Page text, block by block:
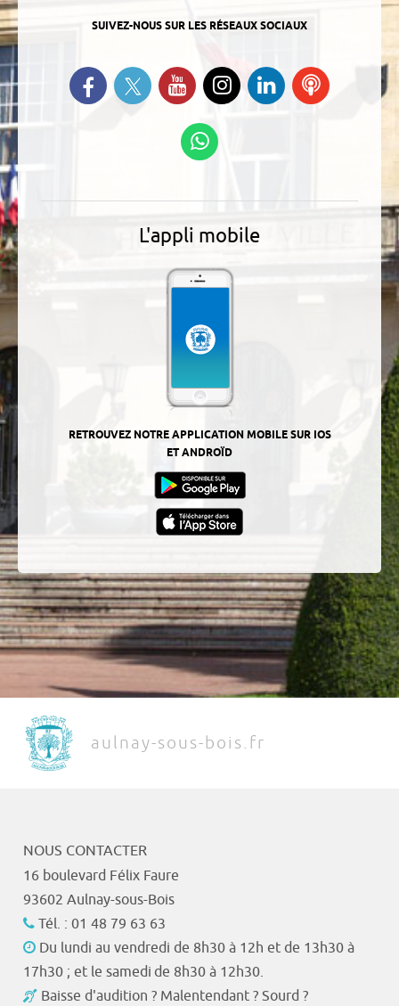
SUIVEZ-NOUS SUR LES RÉSEAUX SOCIAUX
Retrouvez-nous sur Facebook
Suivez-nous sur Twitter
Suivez-nous sur YouTube
Suivez-nous sur
Instagram
Retrouvez-
nous sur
Ecoutez
L'appli mobile
RETROUVEZ NOTRE APPLICATION MOBILE SUR IOS
ET ANDROÏD
aulnay-sous-bois.fr
NOUS CONTACTER
16 boulevard Félix Faure
93602 Aulnay-sous-Bois
Tél. : 01 48 79 63 63
Du lundi au vendredi de 8h30 à 12h et de 13h30 à
17h30 ; et le samedi de 8h30 à 12h30.
Baisse d'audition ? Malentendant ? Sourd ?